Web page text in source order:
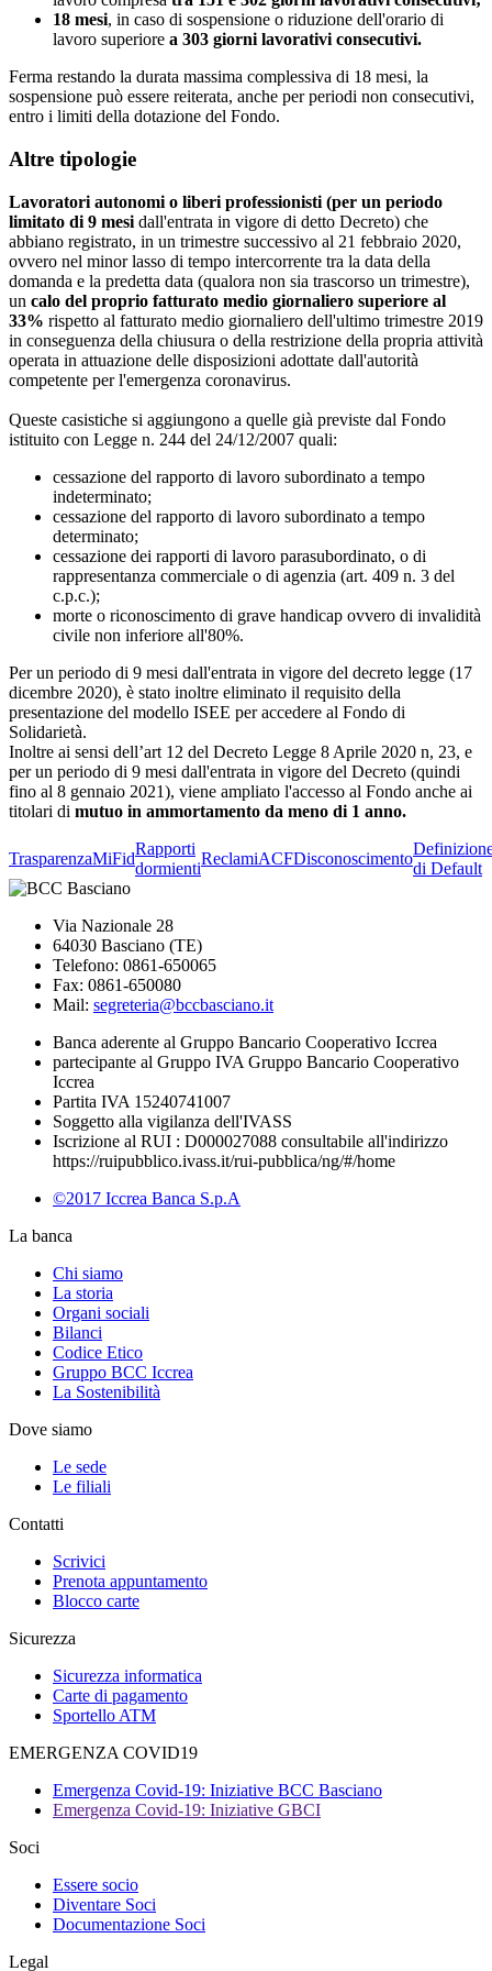
18 mesi, in caso di sospensione o riduzione dell'orario di
lavoro superiore a 303 giorni lavorativi consecutivi.
Ferma restando la durata massima complessiva di 18 mesi, la
sospensione può essere reiterata, anche per periodi non consecutivi,
entro i limiti della dotazione del Fondo.
Altre tipologie
Lavoratori autonomi o liberi professionisti (per un periodo
limitato di 9 mesi dall'entrata in vigore di detto Decreto) che
abbiano registrato, in un trimestre successivo al 21 febbraio 2020,
ovvero nel minor lasso di tempo intercorrente tra la data della
domanda e la predetta data (qualora non sia trascorso un trimestre),
un calo del proprio fatturato medio giornaliero superiore al
33% rispetto al fatturato medio giornaliero dell'ultimo trimestre 2019
in conseguenza della chiusura o della restrizione della propria attività
operata in attuazione delle disposizioni adottate dall'autorità
competente per l'emergenza coronavirus.
Queste casistiche si aggiungono a quelle già previste dal Fondo
istituito con Legge n. 244 del 24/12/2007 quali:
cessazione del rapporto di lavoro subordinato a tempo
indeterminato;
cessazione del rapporto di lavoro subordinato a tempo
determinato;
cessazione dei rapporti di lavoro parasubordinato, o di
rappresentanza commerciale o di agenzia (art. 409 n. 3 del
c.p.c.);
morte o riconoscimento di grave handicap ovvero di invalidità
civile non inferiore all'80%.
Per un periodo di 9 mesi dall'entrata in vigore del decreto legge (17
dicembre 2020), è stato inoltre eliminato il requisito della
presentazione del modello ISEE per accedere al Fondo di
Solidarietà.
Inoltre ai sensi dell’art 12 del Decreto Legge 8 Aprile 2020 n, 23, e
per un periodo di 9 mesi dall'entrata in vigore del Decreto (quindi
fino al 8 gennaio 2021), viene ampliato l'accesso al Fondo anche ai
titolari di mutuo in ammortamento da meno di 1 anno.
TrasparenzaMiFid
Rapporti
dormienti
ReclamiACFDisconoscimento
di Default
Via Nazionale 28
64030 Basciano (TE)
Telefono: 0861-650065
Fax: 0861-650080
Mail: segreteria@bccbasciano.it
Banca aderente al Gruppo Bancario Cooperativo Iccrea
partecipante al Gruppo IVA Gruppo Bancario Cooperativo
Iccrea
Partita IVA 15240741007
Soggetto alla vigilanza dell'IVASS
Iscrizione al RUI : D000027088 consultabile all'indirizzo
https://ruipubblico.ivass.it/rui-pubblica/ng/#/home
©2017 Iccrea Banca S.p.A
La banca
Chi siamo
La storia
Organi sociali
Bilanci
Codice Etico
Gruppo BCC Iccrea
La Sostenibilità
Dove siamo
Le sede
Le filiali
Contatti
Scrivici
Prenota appuntamento
Blocco carte
Sicurezza
Sicurezza informatica
Carte di pagamento
Sportello ATM
EMERGENZA COVID19
Emergenza Covid-19: Iniziative BCC Basciano
Emergenza Covid-19: Iniziative GBCI
Soci
Essere socio
Diventare Soci
Documentazione Soci
Legal